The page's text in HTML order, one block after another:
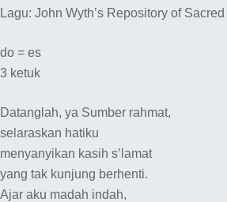
Lagu: John Wyth’s Repository of
do = es
3 ketuk
Datanglah, ya Sumber rahmat,
selaraskan hatiku
menyanyikan kasih s’lamat
yang tak kunjung berhenti.
Ajar aku madah indah,